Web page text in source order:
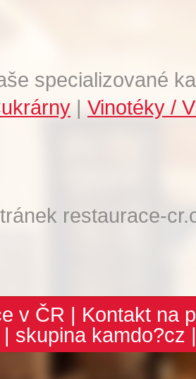
specializované
| Vinotéky /
restaurace-
v ČR | Kontakt na
| skupina kamdo?cz |